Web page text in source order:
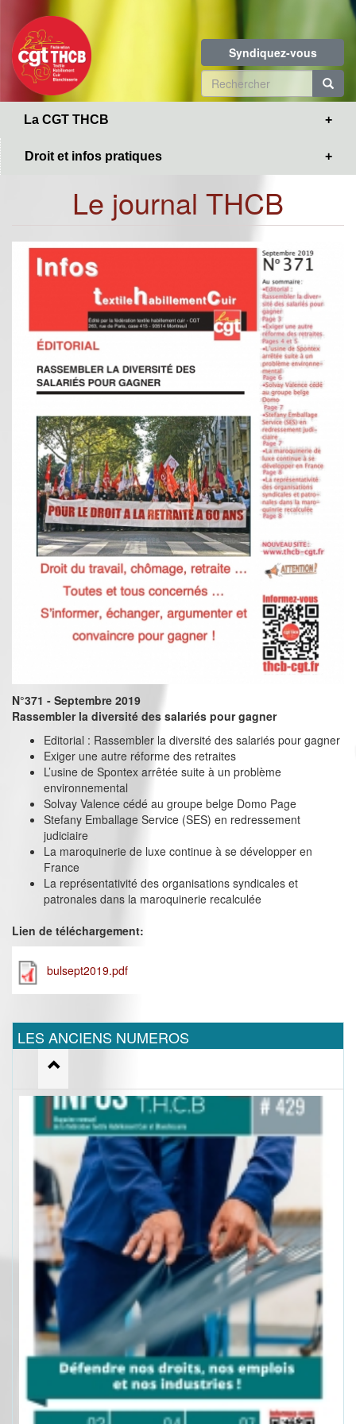
contenu
principal
Syndiquez-vous
Formulaire
de
La CGT THCB
Droit et infos pratiques
Le journal THCB
N°371 - Septembre 2019
Rassembler la diversité des salariés pour gagner
Editorial : Rassembler la diversité des salariés pour gagner
Exiger une autre réforme des retraites
L’usine de Spontex arrêtée suite à un problème
environnemental
Solvay Valence cédé au groupe belge Domo Page
Stefany Emballage Service (SES) en redressement
judiciaire
La maroquinerie de luxe continue à se développer en
France
La représentativité des organisations syndicales et
patronales dans la maroquinerie recalculée
Lien de téléchargement:
bulsept2019.pdf
LES ANCIENS NUMEROS